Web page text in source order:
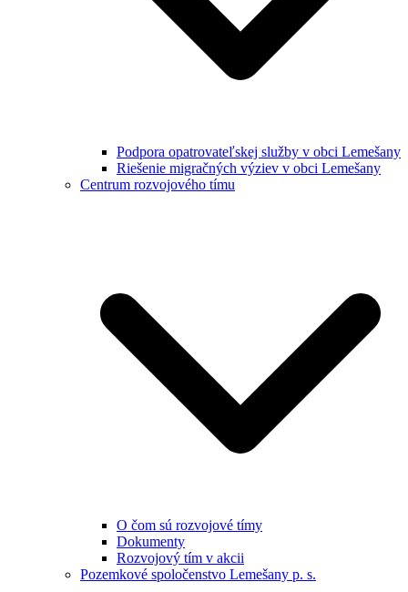
Podpora opatrovateľskej služby v obci Lemešany
Riešenie migračných výziev v obci Lemešany
Centrum rozvojového tímu
O čom sú rozvojové tímy
Dokumenty
Rozvojový tím v akcii
Pozemkové spoločenstvo Lemešany p. s.